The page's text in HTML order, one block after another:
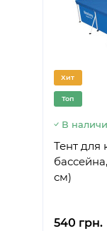
Хит
Топ
В
Тент для
см)
540 грн.